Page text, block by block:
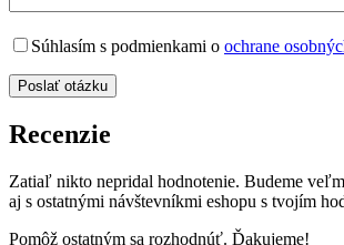
Súhlasím s podmienkami o ochrane
Recenzie
Zatiaľ nikto nepridal hodnotenie. Budeme
aj s ostatnými návštevníkmi eshopu s tvojím
Pomôž ostatným sa rozhodnúť. Ďakujeme!